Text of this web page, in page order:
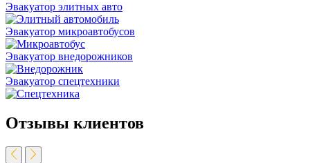
Эвакуатор элитных авто
Эвакуатор микроавтобусов
Эвакуатор внедорожников
Эвакуатор спецтехники
Отзывы клиентов